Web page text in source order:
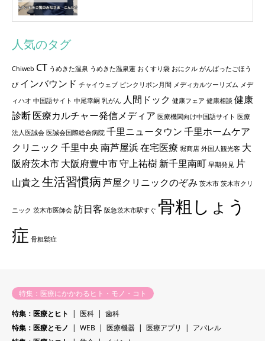
人気のタグ
Chiweb CT うめきた温泉 うめきた温泉蓮 おくすり袋 おにクル がんばったごほう
び インバウンド チャイウェブ ピンクリボン月間 メディカルツーリズム メデ
ィハオ 中国語サイト 中尾幸嗣 乳がん 人間ドック 健康フェア 健康相談 健康
診断医療カルチャー発信メディア 医療機関向け中国語サイト 医療
法人医誠会 医誠会国際総合病院 千里ニュータウン千里ホームケア
クリニック 千里中央南芦屋浜在宅医療 堀商店 外国人観光客 大
阪府茨木市大阪府豊中市守上祐樹新千里南町 早期発見 片
山貴之 生活習慣病芦屋クリニックのぞみ 茨木市 茨木市クリ
ニック 茨木市医師会 訪日客 阪急茨木市駅すぐ 骨粗しょう
症 骨粗鬆症
特集：医療にかかわるヒト・モノ・コト
特集：医療とヒト
医科
歯科
特集：医療とモノ
WEB 医療機器 医療アプリ
アパレル